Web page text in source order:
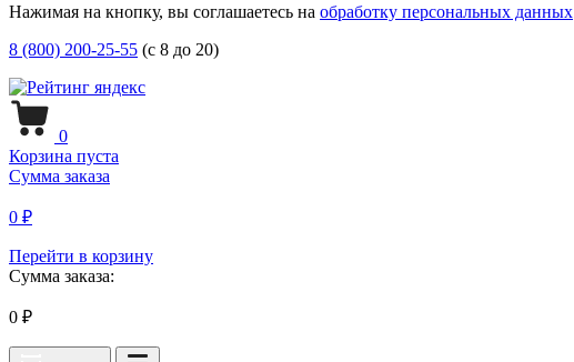
Нажимая на кнопку, вы соглашаетесь на обработку персональных данных
8 (800) 200-25-55 (с 8 до 20)
0
Корзина пуста
Сумма заказа
0 ₽
Перейти в корзину
Сумма заказа:
0 ₽